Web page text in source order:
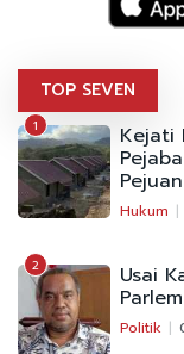
TOP SEVEN
1 Kejati
Hukum
2 Usai
Politik